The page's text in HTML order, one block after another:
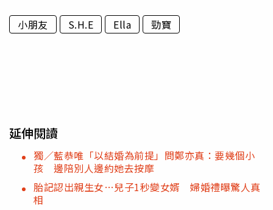
小朋友 S.H.E Ella 勁寶
延伸閱讀
獨／藍恭唯「以結婚為前提」問鄭亦真：要幾個小
孩 邊陪別人邊約她去按摩
胎記認出親生女…兒子1秒變女婿 婦婚禮曝驚人真
相